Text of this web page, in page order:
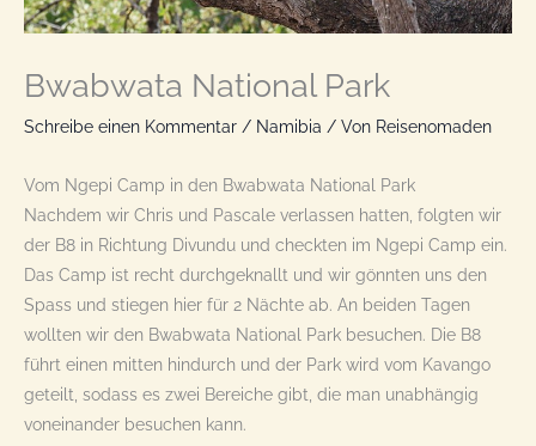
Bwabwata National Park
Schreibe einen Kommentar / Namibia / Von Reisenomaden
Vom Ngepi Camp in den Bwabwata National Park
Nachdem wir Chris und Pascale verlassen hatten, folgten wir
der B8 in Richtung Divundu und checkten im Ngepi Camp ein.
Das Camp ist recht durchgeknallt und wir gönnten uns den
Spass und stiegen hier für 2 Nächte ab. An beiden Tagen
wollten wir den Bwabwata National Park besuchen. Die B8
führt einen mitten hindurch und der Park wird vom Kavango
geteilt, sodass es zwei Bereiche gibt, die man unabhängig
voneinander besuchen kann.